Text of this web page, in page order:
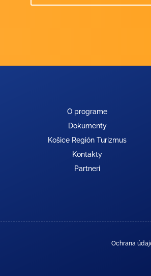
O programe
Dokumenty
Košice Región Turizmus
Kontakty
Partneri
Ochrana